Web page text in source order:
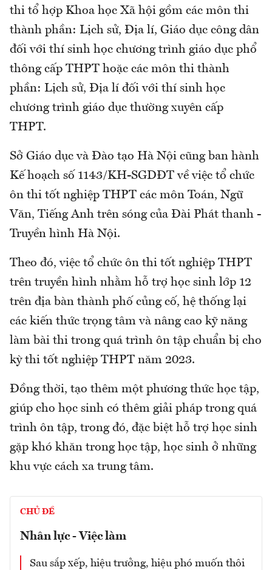
thi tổ hợp Khoa học Xã hội gồm các môn thi
thành phần: Lịch sử, Địa lí, Giáo dục công dân
đối với thí sinh học chương trình giáo dục phổ
thông cấp THPT hoặc các môn thi thành
phần: Lịch sử, Địa lí đối với thí sinh học
chương trình giáo dục thường xuyên cấp
THPT.
Sở Giáo dục và Đào tạo Hà Nội cũng ban hành
Kế hoạch số 1143/KH-SGDĐT về việc tổ chức
ôn thi tốt nghiệp THPT các môn Toán, Ngữ
Văn, Tiếng Anh trên sóng của Đài Phát thanh -
Truyền hình Hà Nội.
Theo đó, việc tổ chức ôn thi tốt nghiệp THPT
trên truyền hình nhằm hỗ trợ học sinh lớp 12
trên địa bàn thành phố củng cố, hệ thống lại
các kiến thức trọng tâm và nâng cao kỹ năng
làm bài thi trong quá trình ôn tập chuẩn bị cho
kỳ thi tốt nghiệp THPT năm 2023.
Đồng thời, tạo thêm một phương thức học tập,
giúp cho học sinh có thêm giải pháp trong quá
trình ôn tập, trong đó, đặc biệt hỗ trợ học sinh
gặp khó khăn trong học tập, học sinh ở những
khu vực cách xa trung tâm.
CHỦ ĐỀ
Nhân lực - Việc làm
Sau sắp xếp, hiệu trưởng, hiệu phó muốn thôi